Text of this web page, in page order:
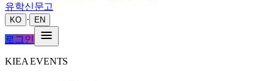
유학신문고
KO · EN
로그인
KIEA EVENTS